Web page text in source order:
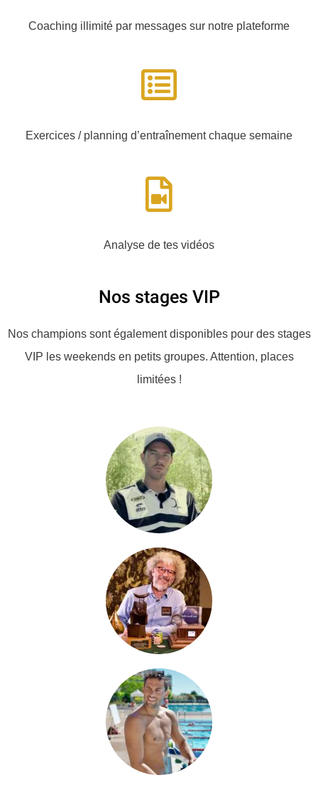
Coaching illimité par messages sur notre plateforme
Exercices / planning d’entraînement chaque semaine
Analyse de tes vidéos
Nos stages VIP
Nos champions sont également disponibles pour des stages
VIP les weekends en petits groupes. Attention, places
limitées !